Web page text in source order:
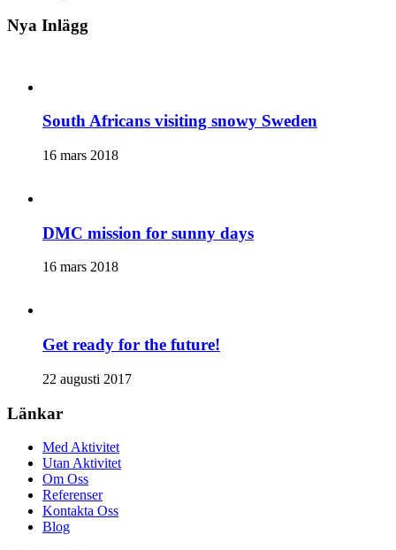
Nya Inlägg
South Africans visiting snowy Sweden
16 mars 2018
DMC mission for sunny days
16 mars 2018
Get ready for the future!
22 augusti 2017
Länkar
Med Aktivitet
Utan Aktivitet
Om Oss
Referenser
Kontakta Oss
Blog